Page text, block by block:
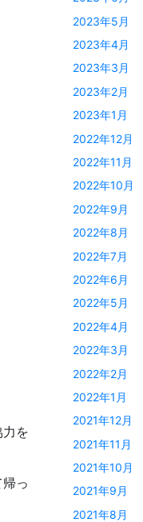
を
っ
2023年5月
2023年4月
2023年3月
2023年2月
2023年1月
2022年12月
2022年11月
2022年10月
2022年9月
2022年8月
2022年7月
2022年6月
2022年5月
2022年4月
2022年3月
2022年2月
2022年1月
2021年12月
2021年11月
2021年10月
2021年9月
2021年8月